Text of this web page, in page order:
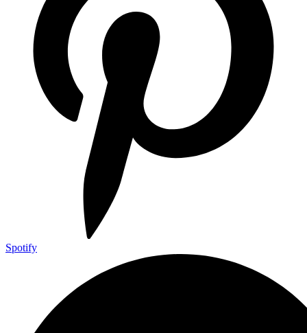
Spotify